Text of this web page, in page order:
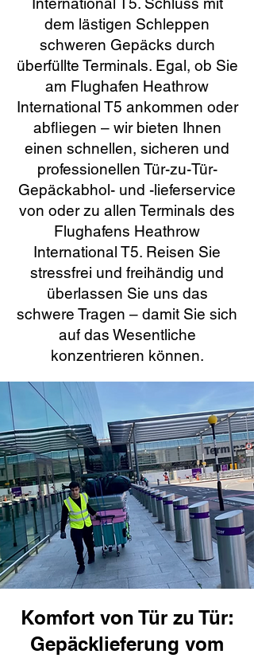
dem lästigen Schleppen
schweren Gepäcks durch
überfüllte Terminals. Egal, ob Sie
am Flughafen Heathrow
International T5 ankommen oder
abfliegen – wir bieten Ihnen
einen schnellen, sicheren und
professionellen Tür-zu-Tür-
Gepäckabhol- und -lieferservice
von oder zu allen Terminals des
Flughafens Heathrow
International T5. Reisen Sie
stressfrei und freihändig und
überlassen Sie uns das
schwere Tragen – damit Sie sich
auf das Wesentliche
konzentrieren können.
Komfort von Tür zu Tür:
Gepäcklieferung vom